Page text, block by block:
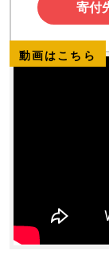
寄付
動画はこちら